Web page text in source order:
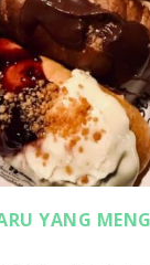
YANG